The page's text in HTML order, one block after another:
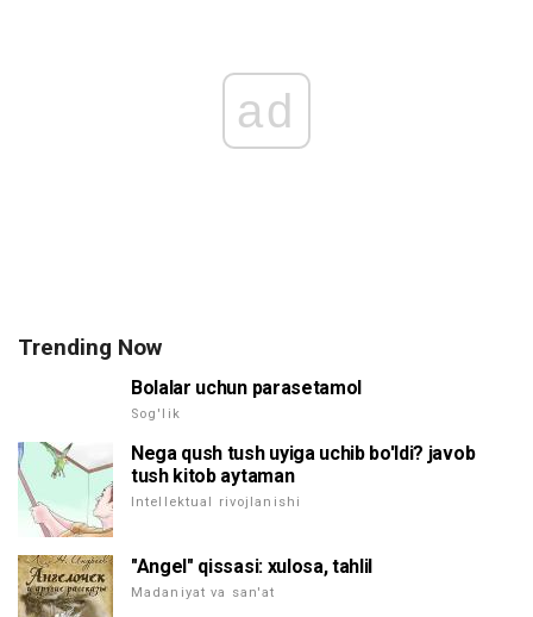
ad
Trending Now
Bolalar uchun parasetamol
Sog'lik
Nega qush tush uyiga uchib bo'ldi? javob
tush kitob aytaman
Intellektual rivojlanishi
"Angel" qissasi: xulosa, tahlil
Madaniyat va san'at